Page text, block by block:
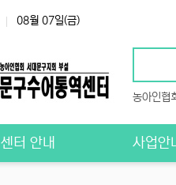
08월 07일(금)
농아인협
센터 안내 사업안